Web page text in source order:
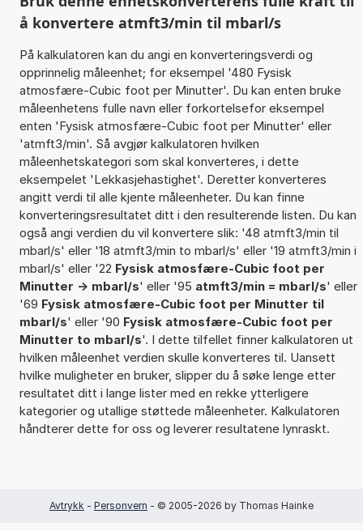
å konvertere atmft3/min til mbarl/s
På kalkulatoren kan du angi en konverteringsverdi og
opprinnelig måleenhet; for eksempel '480 Fysisk
atmosfære-Cubic foot per Minutter'. Du kan enten bruke
måleenhetens fulle navn eller forkortelsefor eksempel
enten 'Fysisk atmosfære-Cubic foot per Minutter' eller
'atmft3/min'. Så avgjør kalkulatoren hvilken
måleenhetskategori som skal konverteres, i dette
eksempelet 'Lekkasjehastighet'. Deretter konverteres
angitt verdi til alle kjente måleenheter. Du kan finne
konverteringsresultatet ditt i den resulterende listen. Du kan
også angi verdien du vil konvertere slik: '48 atmft3/min til
mbarl/s' eller '18 atmft3/min to mbarl/s' eller '19 atmft3/min i
mbarl/s' eller '22 Fysisk atmosfære-Cubic foot per
Minutter -> mbarl/s' eller '95 atmft3/min = mbarl/s' eller
'69 Fysisk atmosfære-Cubic foot per Minutter til
mbarl/s' eller '90 Fysisk atmosfære-Cubic foot per
Minutter to mbarl/s'. I dette tilfellet finner kalkulatoren ut
hvilken måleenhet verdien skulle konverteres til. Uansett
hvilke muligheter en bruker, slipper du å søke lenge etter
resultatet ditt i lange lister med en rekke ytterligere
kategorier og utallige støttede måleenheter. Kalkulatoren
håndterer dette for oss og leverer resultatene lynraskt.
Avtrykk - Personvern - © 2005-2026 by Thomas Hainke